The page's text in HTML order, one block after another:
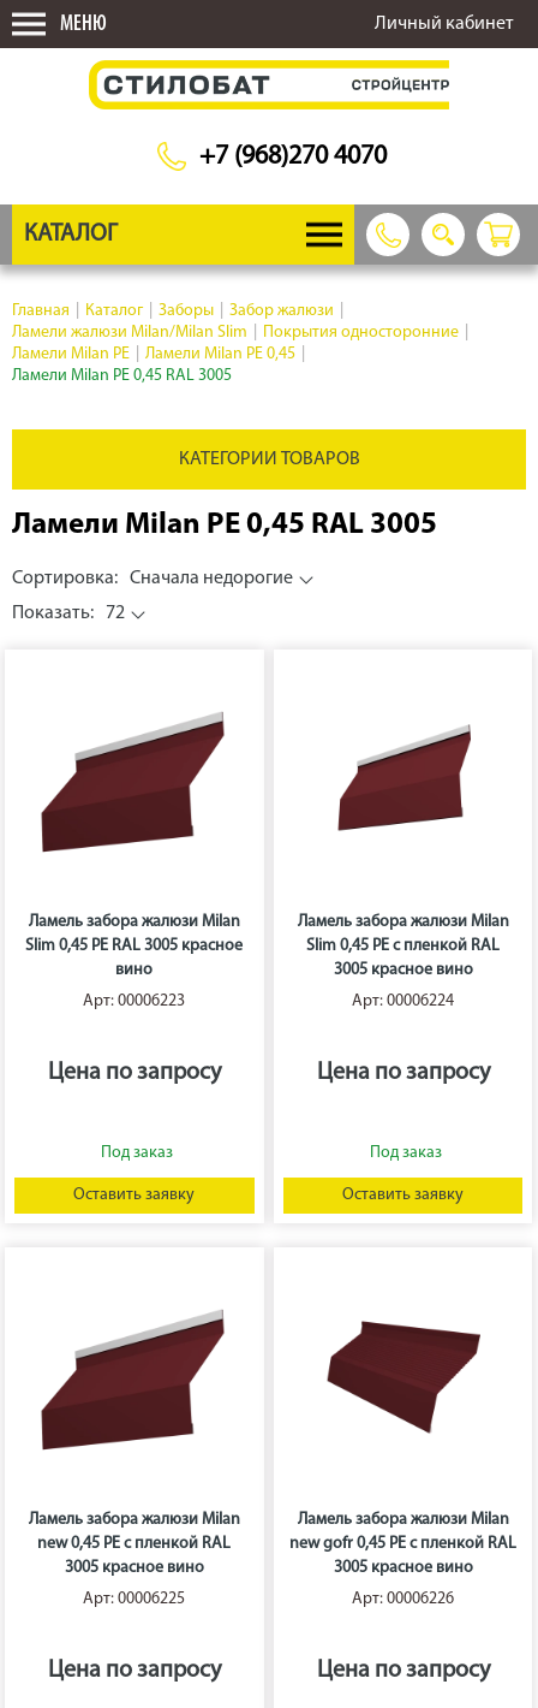
МЕНЮ Личный кабинет
+7 (968)270 4070
КАТАЛОГ
Главная Каталог Заборы Забор жалюзи
Ламели жалюзи Milan/Milan Slim
Покрытия односторонние
Ламели Milan PE
Ламели Milan PE 0,45
Ламели Milan PE 0,45 RAL 3005
КАТЕГОРИИ ТОВАРОВ
Ламели Milan PE 0,45 RAL 3005
Сортировка:
Сначала недорогие
Показать:
72
Ламель забора жалюзи Milan
Slim 0,45 PE RAL 3005 красное
вино
Арт: 00006223
Цена по запросу
Оставить заявку
Ламель забора жалюзи Milan
Slim 0,45 PE с пленкой RAL
3005 красное вино
Арт: 00006224
Цена по запросу
Оставить заявку
Ламель забора жалюзи Milan
new 0,45 PE с пленкой RAL
3005 красное вино
Арт: 00006225
Цена по запросу
Ламель забора жалюзи Milan
new gofr 0,45 PE с пленкой RAL
3005 красное вино
Арт: 00006226
Цена по запросу